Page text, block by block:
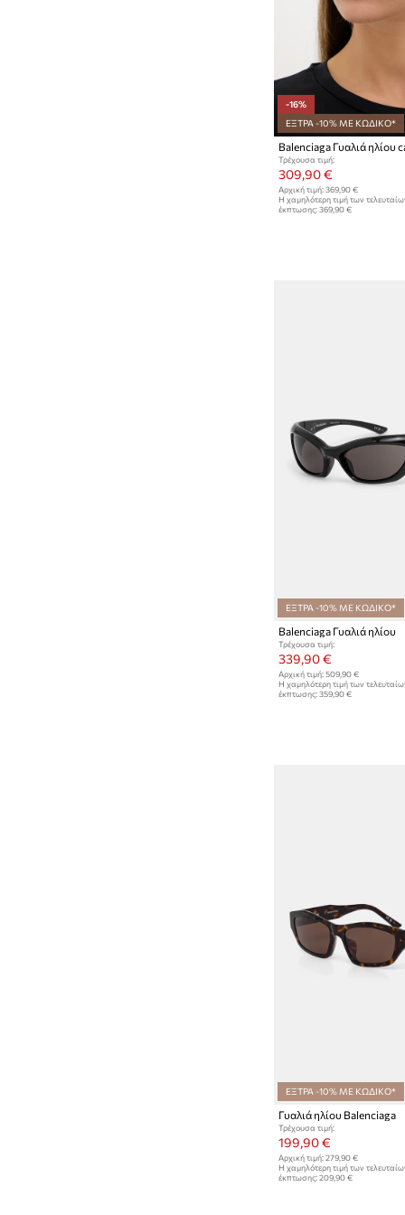
-16%
ΕΞΤΡΑ -10% ΜΕ ΚΩΔΙΚΟ*
Balenciaga Γυαλιά ηλίου
Τρέχουσα τιμή:
309,90 €
Αρχική τιμή: 369,90 €
Η χαμηλότερη τιμή των
έκπτωσης: 369,90 €
ΕΞΤΡΑ -10% ΜΕ ΚΩΔΙΚΟ*
Balenciaga Γυαλιά ηλίου
Τρέχουσα τιμή:
339,90 €
Αρχική τιμή: 509,90 €
Η χαμηλότερη τιμή των
έκπτωσης: 359,90 €
ΕΞΤΡΑ -10% ΜΕ ΚΩΔΙΚΟ*
Γυαλιά ηλίου Balenciaga
Τρέχουσα τιμή:
199,90 €
Αρχική τιμή: 279,90 €
Η χαμηλότερη τιμή των
έκπτωσης: 209,90 €